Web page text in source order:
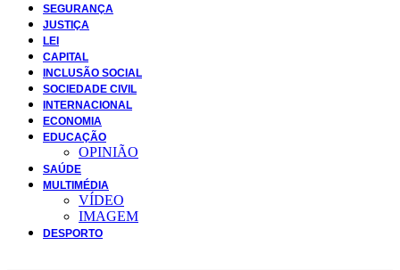
SEGURANÇA
JUSTIÇA
LEI
CAPITAL
INCLUSÃO SOCIAL
SOCIEDADE CIVIL
INTERNACIONAL
ECONOMIA
EDUCAÇÃO
OPINIÃO
SAÚDE
MULTIMÉDIA
VÍDEO
IMAGEM
DESPORTO